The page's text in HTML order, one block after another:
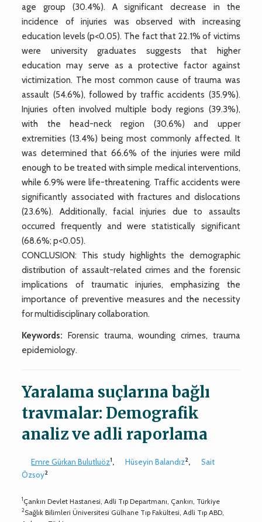
age group (30.4%). A significant decrease in the
incidence of injuries was observed with increasing
education levels (p<0.05). The fact that 22.1% of victims
were university graduates suggests that higher
education may serve as a protective factor against
victimization. The most common cause of trauma was
assault (54.6%), followed by traffic accidents (35.9%).
Injuries often involved multiple body regions (39.3%),
with the head-neck region (30.6%) and upper
extremities (13.4%) being most commonly affected. It
was determined that 66.6% of the injuries were mild
enough to be treated with simple medical interventions,
while 6.9% were life-threatening. Traffic accidents were
significantly associated with fractures and dislocations
(23.6%). Additionally, facial injuries due to assaults
occurred frequently and were statistically significant
(68.6%; p<0.05).
CONCLUSION: This study highlights the demographic
distribution of assault-related crimes and the forensic
implications of traumatic injuries, emphasizing the
importance of preventive measures and the necessity
for multidisciplinary collaboration.
Keywords: Forensic trauma, wounding crimes, trauma
epidemiology.
Yaralama suçlarına bağlı
travmalar: Demografik
analiz ve adli raporlama
Emre Gürkan Bulutluöz1, Hüseyin Balandız2,
Sait
Özsoy2
1Çankırı Devlet Hastanesi, Adli Tıp Departmanı, Çankırı, Türkiye
2Sağlık Bilimleri Üniversitesi Gülhane Tıp Fakültesi, Adli Tıp ABD,